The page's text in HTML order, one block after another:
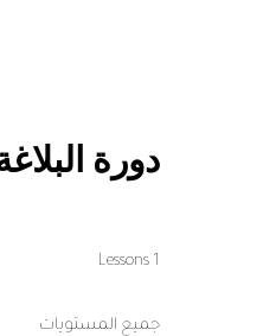
دورة
1 Lessons
جميع المستويات